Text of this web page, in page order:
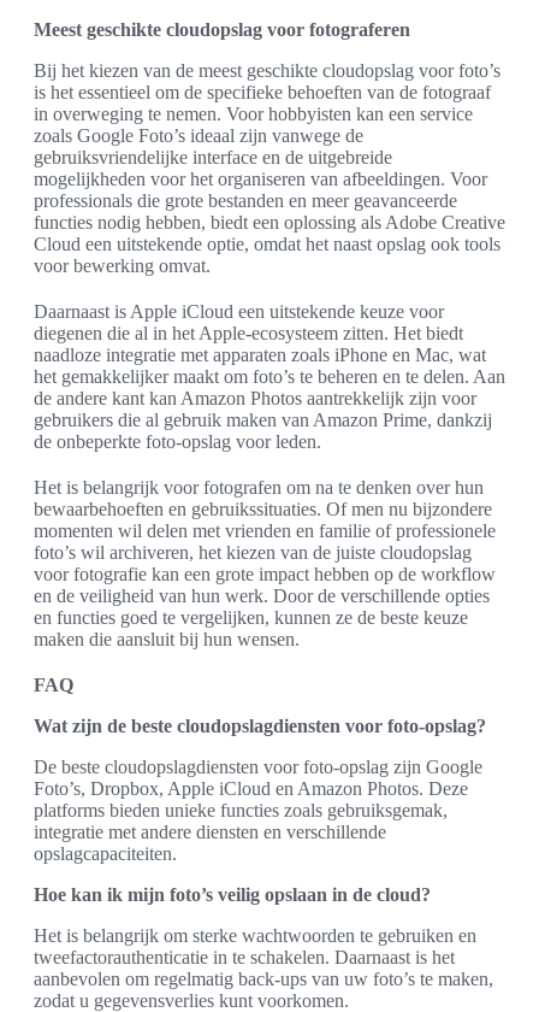
Meest geschikte cloudopslag voor fotograferen
Bij het kiezen van de meest geschikte cloudopslag voor foto’s
is het essentieel om de specifieke behoeften van de fotograaf
in overweging te nemen. Voor hobbyisten kan een service
zoals Google Foto’s ideaal zijn vanwege de
gebruiksvriendelijke interface en de uitgebreide
mogelijkheden voor het organiseren van afbeeldingen. Voor
professionals die grote bestanden en meer geavanceerde
functies nodig hebben, biedt een oplossing als Adobe Creative
Cloud een uitstekende optie, omdat het naast opslag ook tools
voor bewerking omvat.
Daarnaast is Apple iCloud een uitstekende keuze voor
diegenen die al in het Apple-ecosysteem zitten. Het biedt
naadloze integratie met apparaten zoals iPhone en Mac, wat
het gemakkelijker maakt om foto’s te beheren en te delen. Aan
de andere kant kan Amazon Photos aantrekkelijk zijn voor
gebruikers die al gebruik maken van Amazon Prime, dankzij
de onbeperkte foto-opslag voor leden.
Het is belangrijk voor fotografen om na te denken over hun
bewaarbehoeften en gebruikssituaties. Of men nu bijzondere
momenten wil delen met vrienden en familie of professionele
foto’s wil archiveren, het kiezen van de juiste cloudopslag
voor fotografie kan een grote impact hebben op de workflow
en de veiligheid van hun werk. Door de verschillende opties
en functies goed te vergelijken, kunnen ze de beste keuze
maken die aansluit bij hun wensen.
FAQ
Wat zijn de beste cloudopslagdiensten voor foto-opslag?
De beste cloudopslagdiensten voor foto-opslag zijn Google
Foto’s, Dropbox, Apple iCloud en Amazon Photos. Deze
platforms bieden unieke functies zoals gebruiksgemak,
integratie met andere diensten en verschillende
opslagcapaciteiten.
Hoe kan ik mijn foto’s veilig opslaan in de cloud?
Het is belangrijk om sterke wachtwoorden te gebruiken en
tweefactorauthenticatie in te schakelen. Daarnaast is het
aanbevolen om regelmatig back-ups van uw foto’s te maken,
zodat u gegevensverlies kunt voorkomen.